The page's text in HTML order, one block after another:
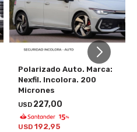
Polarizado Auto. Marca:
Nexfil. Incolora. 200
Micrones
USD 227,00
USD 192,95